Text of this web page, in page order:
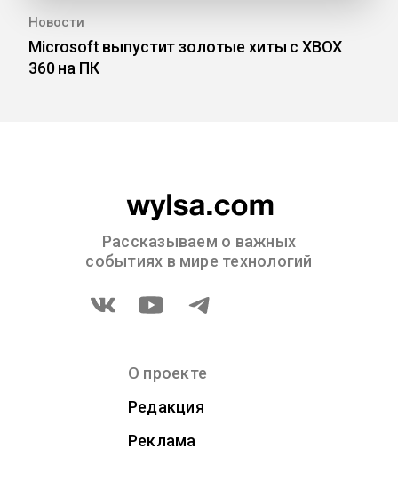
Новости
Microsoft выпустит золотые хиты с XBOX
360 на ПК
Рассказываем о важных
событиях в мире технологий
О проекте
Редакция
Реклама